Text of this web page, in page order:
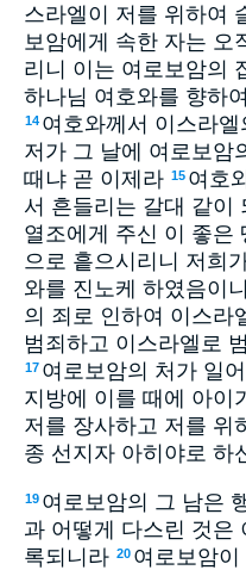
스라엘이 저를 위하여
보암에게 속한 자는 오
리니 이는 여로보암의
하나님 여호와를 향하
14 여호와께서 이스라
저가 그 날에 여로보암
때냐 곧 이제라 15 여호
서 흔들리는 갈대 같이
열조에게 주신 이 좋은
으로 흩으시리니 저희
와를 진노케 하였음이
의 죄로 인하여 이스라
범죄하고 이스라엘로
17 여로보암의 처가 일
지방에 이를 때에 아이
저를 장사하고 저를 위
종 선지자 아히야로 하
19 여로보암의 그 남은
과 어떻게 다스린 것은
록되니라 20 여로보암